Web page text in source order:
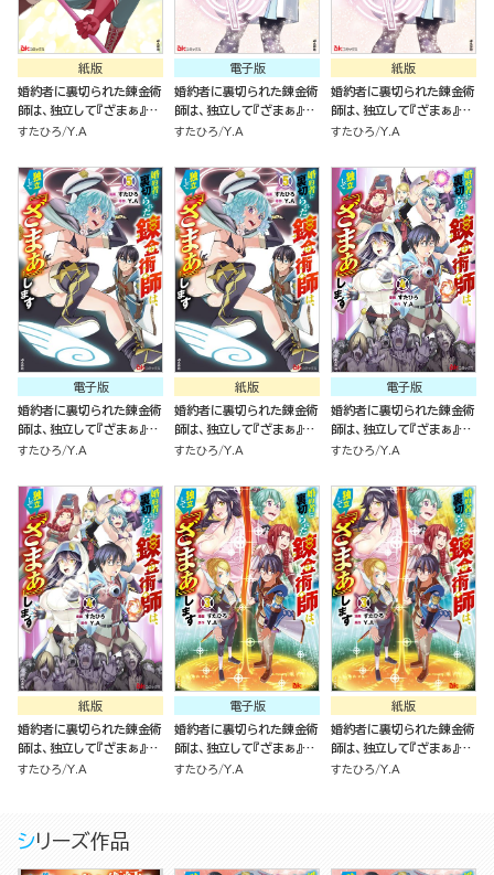
紙版
婚約者に裏切られた錬金術
師は、独立して『ざまぁ』し
ます（７）
すたひろ Y.A
電子版
婚約者に裏切られた錬金術
師は、独立して『ざまぁ』し
ます コミック版 （6）
すたひろ Y.A
紙版
婚約者に裏切られた錬金術
師は、独立して『ざまぁ』し
ます（６）
すたひろ Y.A
電子版
婚約者に裏切られた錬金術
師は、独立して『ざまぁ』し
ます コミック版 （5）
すたひろ Y.A
紙版
婚約者に裏切られた錬金術
師は、独立して『ざまぁ』し
ます ５
すたひろ Y.A
電子版
婚約者に裏切られた錬金術
師は、独立して『ざまぁ』し
ます（4）
すたひろ Y.A
紙版
婚約者に裏切られた錬金術
師は、独立して『ざまぁ』し
ます（4）
すたひろ Y.A
電子版
婚約者に裏切られた錬金術
師は、独立して『ざまぁ』し
ます（3）
すたひろ Y.A
紙版
婚約者に裏切られた錬金術
師は、独立して『ざまぁ』し
ます（3）
すたひろ Y.A
シリーズ作品